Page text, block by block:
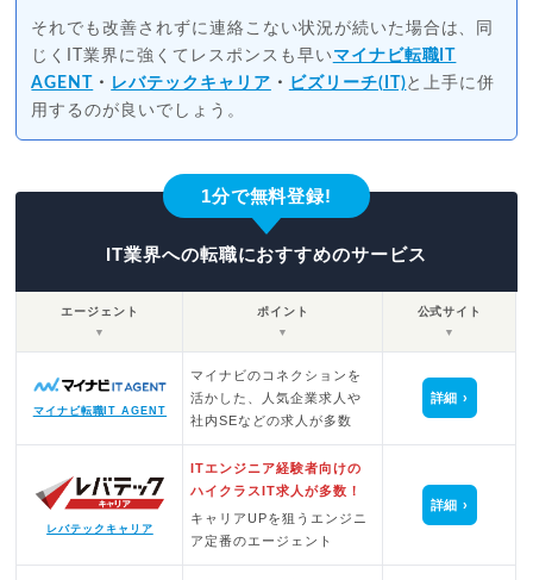
それでも改善されずに連絡こない状況が続いた場合は、同
じくIT業界に強くてレスポンスも早い マイナビ転職IT
AGENT
・ レバテックキャリア ・ ビズリーチ(IT)と上手に併
用するのが良いでしょう。
1分で無料登録!
IT業界への転職におすすめのサービス
エージェント
▼
ポイント
▼
公式サイト
▼
マイナビ転職IT AGENT
マイナビのコネクションを
活かした、人気企業求人や
社内SEなどの求人が多数
詳細
レバテックキャリア
ITエンジニア経験者向けの
ハイクラスIT求人が多数！
キャリアUPを狙うエンジニ
ア定番のエージェント
詳細